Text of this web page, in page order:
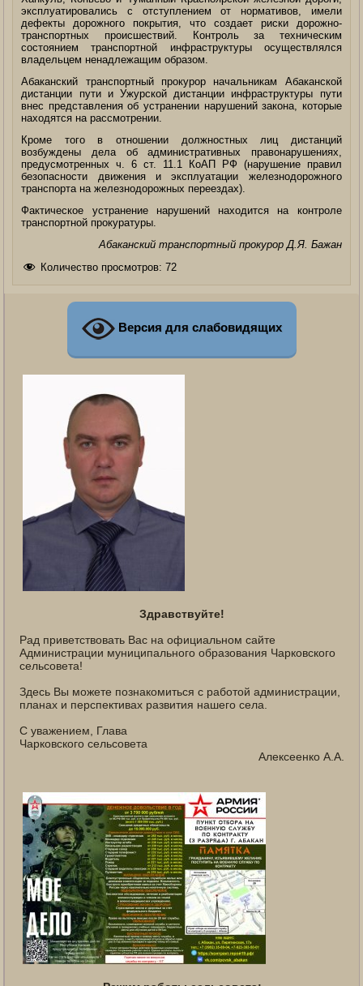
эксплуатировались с отступлением от нормативов, имели
дефекты дорожного покрытия, что создает риски дорожно-
транспортных происшествий. Контроль за техническим
состоянием транспортной инфраструктуры осуществлялся
владельцем ненадлежащим образом.
Абаканский транспортный прокурор начальникам Абаканской
дистанции пути и Ужурской дистанции инфраструктуры пути
внес представления об устранении нарушений закона, которые
находятся на рассмотрении.
Кроме того в отношении должностных лиц дистанций
возбуждены дела об административных правонарушениях,
предусмотренных ч. 6 ст. 11.1 КоАП РФ (нарушение правил
безопасности движения и эксплуатации железнодорожного
транспорта на железнодорожных переездах).
Фактическое устранение нарушений находится на контроле
транспортной прокуратуры.
Абаканский транспортный прокурор Д.Я. Бажан
Количество просмотров: 72
Версия для слабовидящих
Здравствуйте!
Рад приветствовать Вас на официальном сайте
Администрации муниципального образования Чарковского
сельсовета!
Здесь Вы можете познакомиться с работой администрации,
планах и перспективах развития нашего села.
С уважением, Глава
Чарковского сельсовета
Алексеенко А.А.